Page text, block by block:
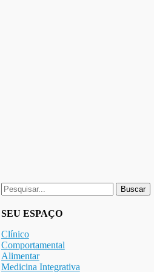
Buscar
por:
SEU ESPAÇO
Clínico
Comportamental
Alimentar
Medicina Integrativa